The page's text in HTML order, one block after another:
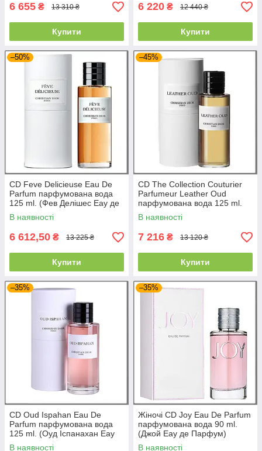
6 655 ₴ 13 310 ₴
Купити
6 220 ₴ 12 440 ₴
Купити
–50%
CD Feve Delicieuse Eau De
Parfum парфумована вода
125 ml. (Фев Делішес Еау де
Парфум)
В наявності
6 612,50 ₴ 13 225 ₴
Купити
–45%
CD The Collection Couturier
Parfumeur Leather Oud
парфумована вода 125 ml.
(Зе Колекшн Кутюр'є Лезер
Уд)
В наявності
7 216 ₴ 13 120 ₴
Купити
–35%
CD Oud Ispahan Eau De
Parfum парфумована вода
125 ml. (Оуд Іспанахан Еау
де Парфум)
В наявності
–35%
Жіночі CD Joy Eau De Parfum
парфумована вода 90 ml.
(Джой Еау де Парфум)
В наявності